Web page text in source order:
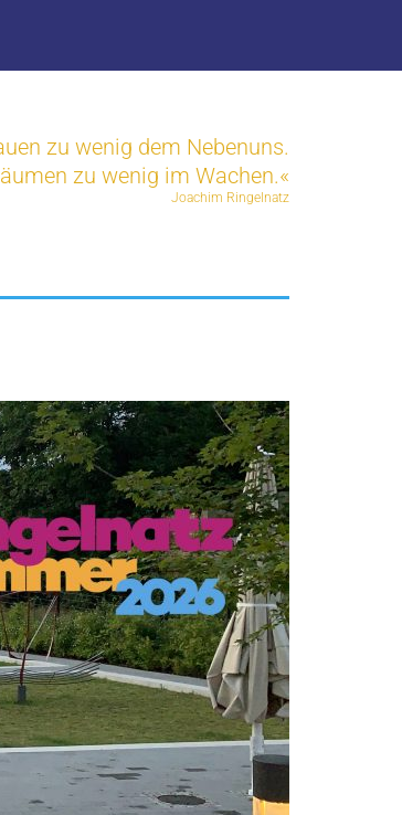
zu wenig dem Nebenuns.
zu wenig im Wachen.«
Joachim Ringelnatz